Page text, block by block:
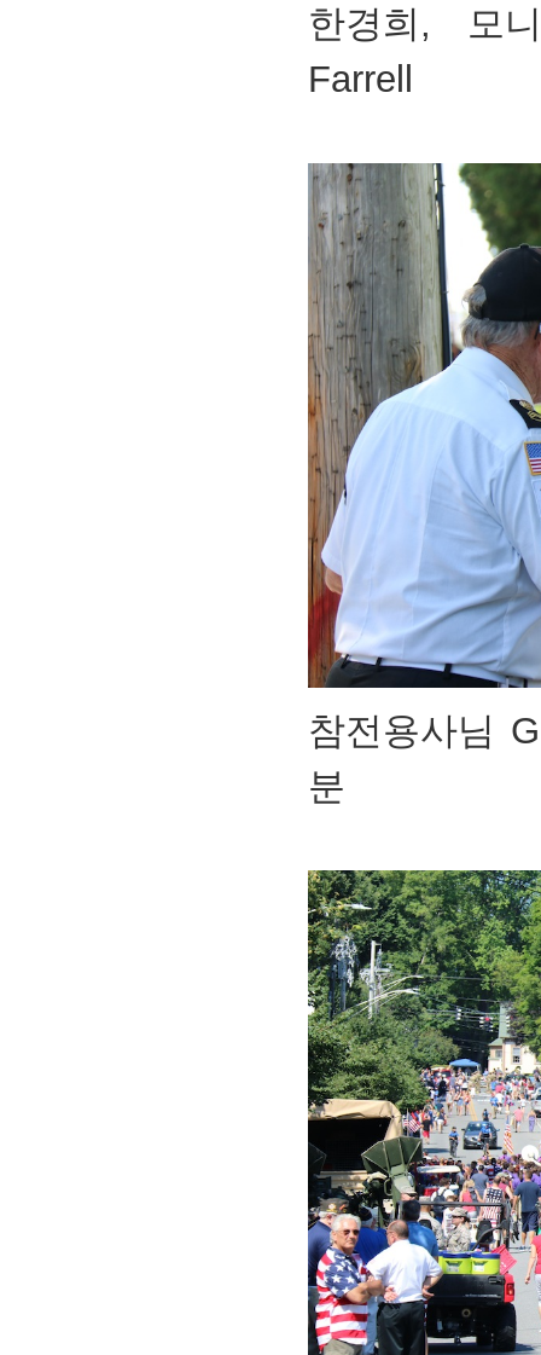
한경희, 모
Farrell
참전용사님
분